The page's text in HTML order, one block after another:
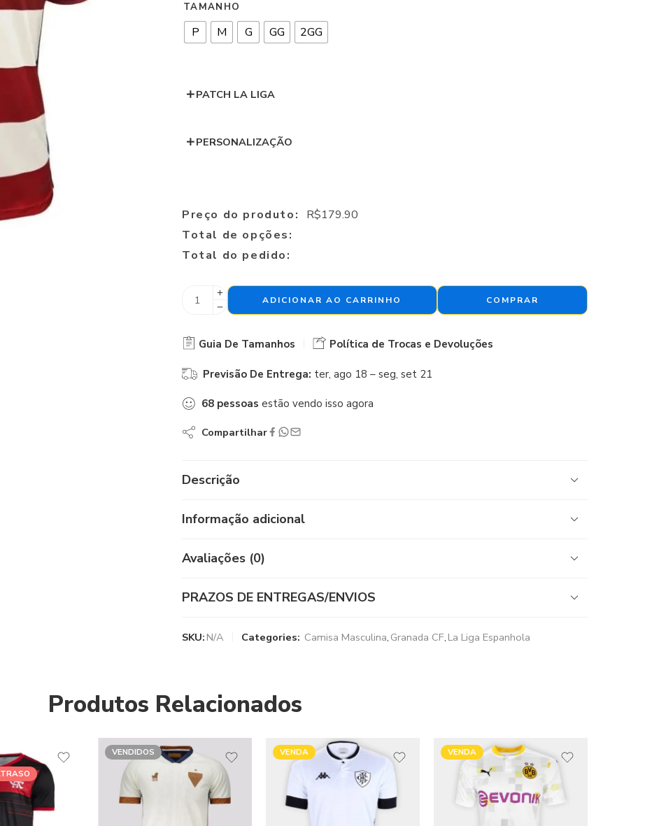
TAMANHO
P M G GG 2GG
PATCH LA LIGA
PERSONALIZAÇÃO
Preço do produto: R$179.90
Total de opções:
Total do pedido:
ADICIONAR AO CARRINHO COMPRAR
Guia De Tamanhos Política de Trocas e Devoluções
Previsão De Entrega: ter, ago 18 – seg, set 21
68 pessoas estão vendo isso agora
Compartilhar
Descrição
Informação adicional
Avaliações (0)
PRAZOS DE ENTREGAS/ENVIOS
SKU: N/A Categories: Camisa Masculina, Granada CF, La Liga Espanhola
Produtos Relacionados
VENDA VENDA VENDIDOS